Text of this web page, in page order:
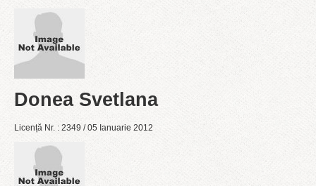
Donea Svetlana
Licență Nr. : 2349 / 05 Ianuarie 2012